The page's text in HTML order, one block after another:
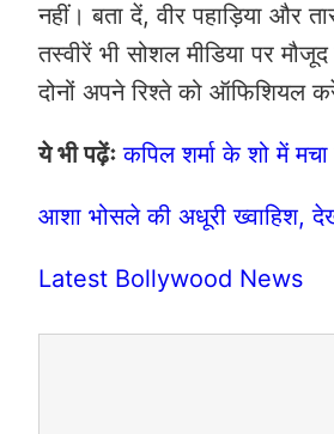
नहीं। बता दें, वीर पहाड़िया और
तस्वीरें भी सोशल मीडिया पर
दोनों अपने रिश्ते को ऑफिशियल
ये भी पढ़ेंः कपिल शर्मा के शो में
आशा भोसले की अधूरी ख्वाहिश,
Latest Bollywood News